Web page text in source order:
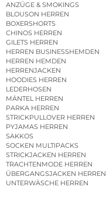
ANZÜGE & SMOKINGS
BLOUSON HERREN
BOXERSHORTS
CHINOS HERREN
GILETS HERREN
HERREN BUSINESSHEMDEN
HERREN HEMDEN
HERRENJACKEN
HOODIES HERREN
LEDERHOSEN
MÄNTEL HERREN
PARKA HERREN
STRICKPULLOVER HERREN
PYJAMAS HERREN
SAKKOS
SOCKEN MULTIPACKS
STRICKJACKEN HERREN
TRACHTENMODE HERREN
ÜBERGANGSJACKEN HERREN
UNTERWÄSCHE HERREN